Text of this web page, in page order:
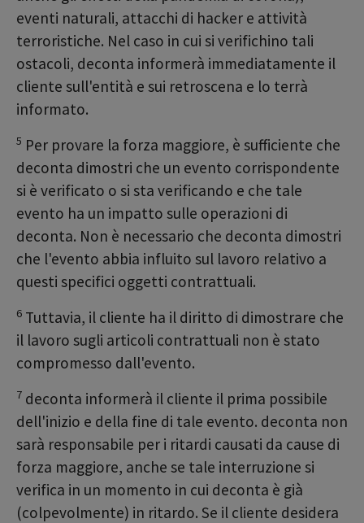
eventi naturali, attacchi di hacker e attività
terroristiche. Nel caso in cui si verifichino tali
ostacoli, deconta informerà immediatamente il
cliente sull'entità e sui retroscena e lo terrà
informato.
5 Per provare la forza maggiore, è sufficiente che
deconta dimostri che un evento corrispondente
si è verificato o si sta verificando e che tale
evento ha un impatto sulle operazioni di
deconta. Non è necessario che deconta dimostri
che l'evento abbia influito sul lavoro relativo a
questi specifici oggetti contrattuali.
6 Tuttavia, il cliente ha il diritto di dimostrare che
il lavoro sugli articoli contrattuali non è stato
compromesso dall'evento.
7 deconta informerà il cliente il prima possibile
dell'inizio e della fine di tale evento. deconta non
sarà responsabile per i ritardi causati da cause di
forza maggiore, anche se tale interruzione si
verifica in un momento in cui deconta è già
(colpevolmente) in ritardo. Se il cliente desidera